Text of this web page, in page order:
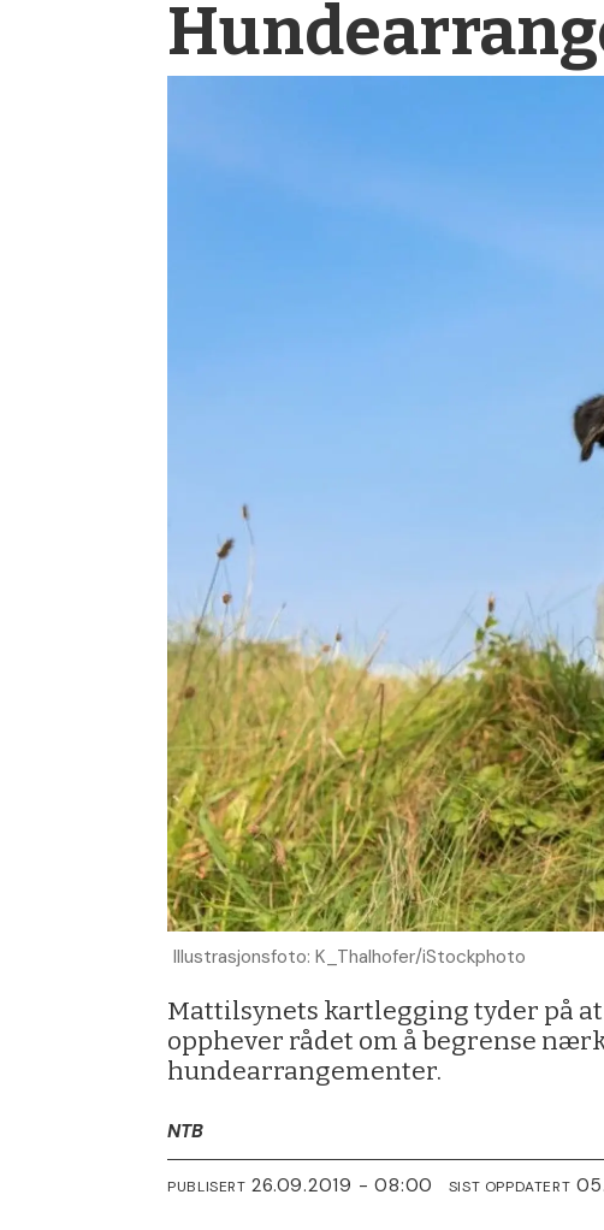
Illustrasjonsfoto: K_Thalhofer/iStockphoto
Mattilsynets kartlegging tyder på
opphever rådet om å begrense
hundearrangementer.
NTB
PUBLISERT 26.09.2019 - 08:00 SIST OPPDATERT